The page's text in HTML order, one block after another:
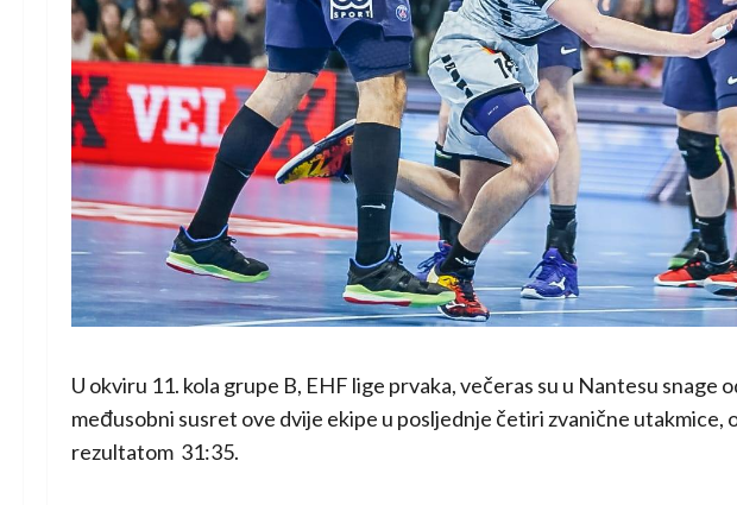
U okviru 11. kola grupe B, EHF lige prvaka, večeras su u Nantesu snage
međusobni susret ove dvije ekipe u posljednje četiri zvanične utakmice,
rezultatom 31:35.